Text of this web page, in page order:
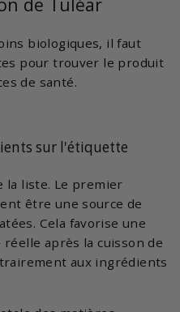
biologiques, il faut
pour trouver le produit
de santé.
sur l'étiquette
la liste. Le premier
être une source de
Cela favorise une
après la cuisson de
aux ingrédients